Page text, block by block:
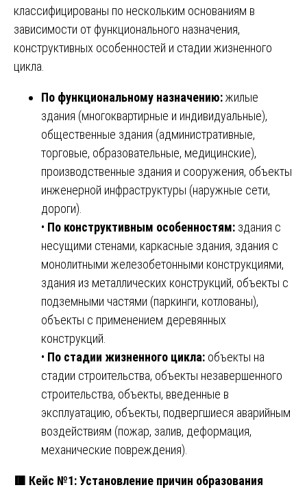
классифицированы по нескольким основаниям в
зависимости от функционального назначения,
конструктивных особенностей и стадии жизненного
цикла.
По функциональному назначению:жилые
здания (многоквартирные и индивидуальные),
общественные здания (административные,
торговые, образовательные, медицинские),
производственные здания и сооружения, объекты
инженерной инфраструктуры (наружные сети,
дороги).
• По конструктивным особенностям: здания с
несущими стенами, каркасные здания, здания с
монолитными железобетонными конструкциями,
здания из металлических конструкций, объекты с
подземными частями (паркинги, котлованы),
объекты с применением деревянных
конструкций.
• По стадии жизненного цикла: объекты на
стадии строительства, объекты незавершенного
строительства, объекты, введенные в
эксплуатацию, объекты, подвергшиеся аварийным
воздействиям (пожар, залив, деформация,
механические повреждения).
🟥 Кейс №1: Установление причин образования